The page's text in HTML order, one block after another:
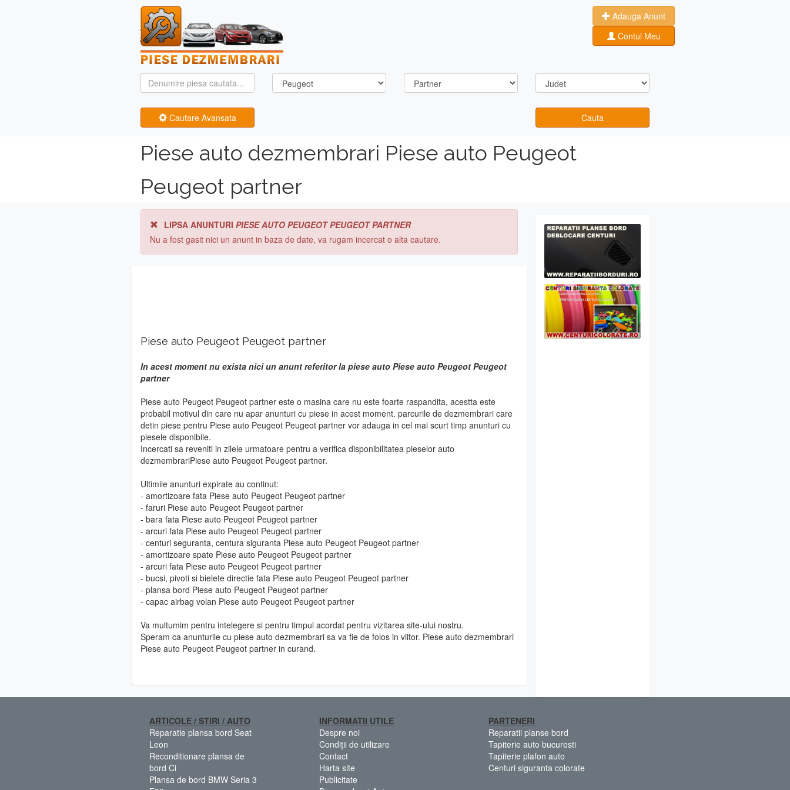
Adauga Anunt
Contul Meu
Cautare Avansata Cauta
Piese auto dezmembrari Piese auto Peugeot
Peugeot partner
LIPSA ANUNTURI PIESE AUTO PEUGEOT PEUGEOT PARTNER
Nu a fost gasit nici un anunt in baza de date, va rugam incercat o alta cautare.
Piese auto Peugeot Peugeot partner
In acest moment nu exista nici un anunt referitor la piese auto Piese auto Peugeot Peugeot
partner
Piese auto Peugeot Peugeot partner este o masina care nu este foarte raspandita, acestta este
probabil motivul din care nu apar anunturi cu piese in acest moment. parcurile de dezmembrari care
detin piese pentru Piese auto Peugeot Peugeot partner vor adauga in cel mai scurt timp anunturi cu
piesele disponibile.
Incercati sa reveniti in zilele urmatoare pentru a verifica disponibilitatea pieselor auto
dezmembrariPiese auto Peugeot Peugeot partner.
Ultimile anunturi expirate au continut:
- amortizoare fata Piese auto Peugeot Peugeot partner
- faruri Piese auto Peugeot Peugeot partner
- bara fata Piese auto Peugeot Peugeot partner
- arcuri fata Piese auto Peugeot Peugeot partner
- centuri seguranta, centura siguranta Piese auto Peugeot Peugeot partner
- amortizoare spate Piese auto Peugeot Peugeot partner
- arcuri fata Piese auto Peugeot Peugeot partner
- bucsi, pivoti si bielete directie fata Piese auto Peugeot Peugeot partner
- plansa bord Piese auto Peugeot Peugeot partner
- capac airbag volan Piese auto Peugeot Peugeot partner
Va multumim pentru intelegere si pentru timpul acordat pentru vizitarea site-ului nostru.
Speram ca anunturile cu piese auto dezmembrari sa va fie de folos in viitor. Piese auto dezmembrari
Piese auto Peugeot Peugeot partner in curand.
ARTICOLE / STIRI / AUTO
Reparatie plansa bord Seat
Leon
Reconditionare plansa de
bord Ci
Plansa de bord BMW Seria 3
INFORMATII UTILE
Despre noi
Condiții de utilizare
Contact
Harta site
Publicitate
PARTENERI
Reparatii planse bord
Tapiterie auto bucuresti
Tapiterie plafon auto
Centuri siguranta colorate